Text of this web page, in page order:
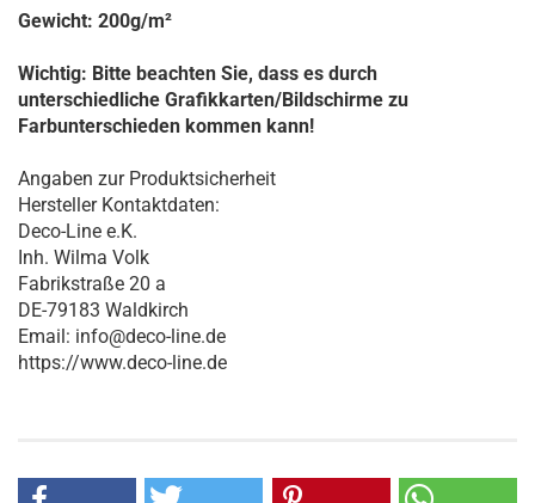
Gewicht: 200g/m²
Wichtig: Bitte beachten Sie, dass es durch
unterschiedliche Grafikkarten/Bildschirme zu
Farbunterschieden kommen kann!
Angaben zur Produktsicherheit
Hersteller Kontaktdaten:
Deco-Line e.K.
Inh. Wilma Volk
Fabrikstraße 20 a
DE-79183 Waldkirch
Email: info@deco-line.de
https://www.deco-line.de